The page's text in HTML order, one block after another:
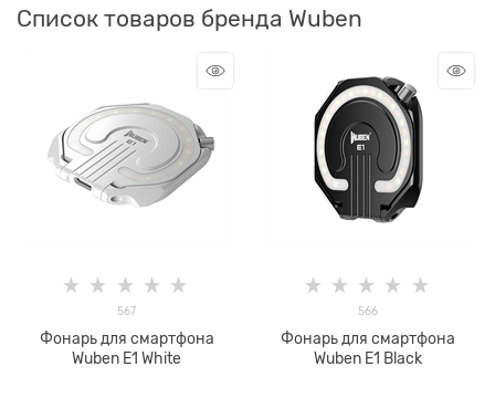
Список товаров бренда Wuben
567
Фонарь для смартфона
Wuben E1 White
566
Фонарь для смартфона
Wuben E1 Black